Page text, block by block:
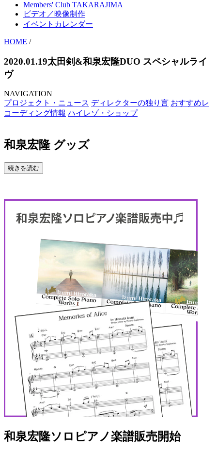
Members' Club TAKARAJIMA
ビデオ／映像制作
イベントカレンダー
HOME /
2020.01.19太田剣&和泉宏隆DUO スペシャルライ
ヴ
NAVIGATION
プロジェクト・ニュース ディレクターの独り言 おすすめレ
コーディング情報 ハイレゾ・ショップ
和泉宏隆 グッズ
続きを読む
和泉宏隆ソロピアノ楽譜販売開始